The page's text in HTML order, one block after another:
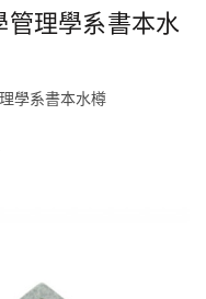
理學系書本水
學系書本水樽